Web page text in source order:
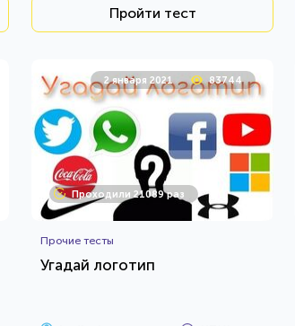
Пройти тест
2 января 2021 83744
Проходили 21089 раз
Прочие тесты
Угадай логотип